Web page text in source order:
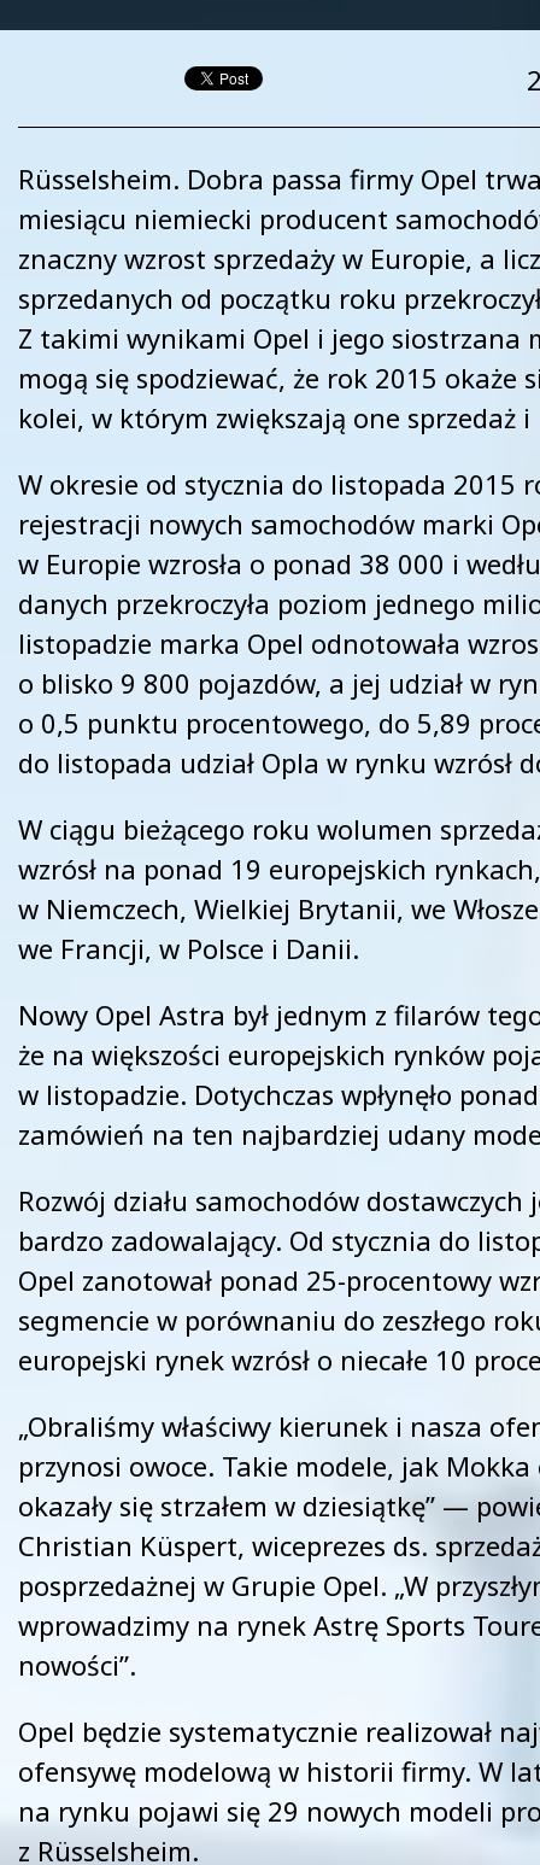
Rüsselsheim. Dobra passa firmy Opel
miesiącu niemiecki producent
znaczny wzrost sprzedaży w Europie, a
sprzedanych od początku roku
Z takimi wynikami Opel i jego siostrzana
mogą się spodziewać, że rok 2015 okaże
kolei, w którym zwiększają one sprzedaż i
W okresie od stycznia do listopada 2015
rejestracji nowych samochodów marki
w Europie wzrosła o ponad 38 000 i
danych przekroczyła poziom jednego
listopadzie marka Opel odnotowała
o blisko 9 800 pojazdów, a jej udział w
o 0,5 punktu procentowego, do 5,89
do listopada udział Opla w rynku wzrósł
W ciągu bieżącego roku wolumen
wzrósł na ponad 19 europejskich
w Niemczech, Wielkiej Brytanii, we
we Francji, w Polsce i Danii.
Nowy Opel Astra był jednym z filarów
że na większości europejskich rynków
w listopadzie. Dotychczas wpłynęło
zamówień na ten najbardziej udany
Rozwój działu samochodów dostawczych
bardzo zadowalający. Od stycznia do
Opel zanotował ponad 25-procentowy
segmencie w porównaniu do zeszłego
europejski rynek wzrósł o niecałe 10
„Obraliśmy właściwy kierunek i nasza
przynosi owoce. Takie modele, jak Mokka
okazały się strzałem w dziesiątkę” —
Christian Küspert, wiceprezes ds.
posprzedażnej w Grupie Opel. „W
wprowadzimy na rynek Astrę Sports
nowości”.
Opel będzie systematycznie realizował
ofensywę modelową w historii firmy. W
na rynku pojawi się 29 nowych modeli
z Rüsselsheim.